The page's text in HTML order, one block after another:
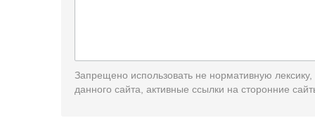
Запрещено использовать не нормативную лексику,
данного сайта, активные ссылки на сторонние